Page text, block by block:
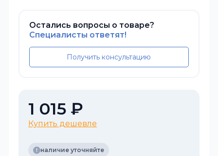
Остались вопросы о товаре?
Специалисты ответят!
Получить консультацию
1 015 ₽
Купить дешевле
наличие уточняйте